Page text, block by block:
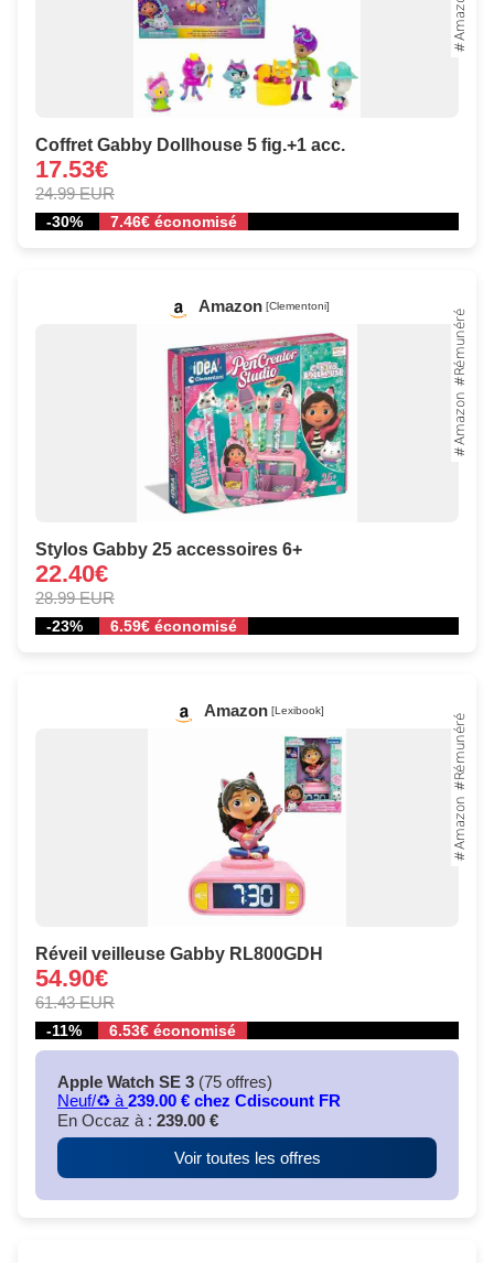
Coffret Gabby Dollhouse 5 fig.+1 acc.
17.53€
24.99 EUR
-30% 7.46€ économisé
Amazon [Clementoni]
Stylos Gabby 25 accessoires 6+
22.40€
28.99 EUR
-23% 6.59€ économisé
Amazon [Lexibook]
Réveil veilleuse Gabby RL800GDH
54.90€
61.43 EUR
-11% 6.53€ économisé
Apple Watch SE 3 (75 offres)
Neuf/♻️ à 239.00 € chez Cdiscount FR
En Occaz à : 239.00 €
Voir toutes les offres